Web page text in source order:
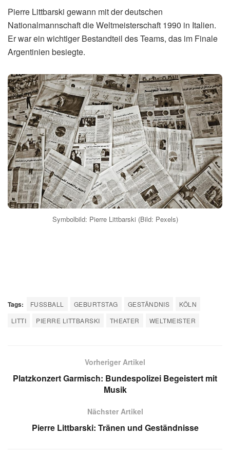
Pierre Littbarski gewann mit der deutschen
Nationalmannschaft die Weltmeisterschaft 1990 in Italien.
Er war ein wichtiger Bestandteil des Teams, das im Finale
Argentinien besiegte.
Symbolbild: Pierre Littbarski (Bild: Pexels)
Tags: FUSSBALL GEBURTSTAG GESTÄNDNIS
KÖLN
LITTI
PIERRE LITTBARSKI THEATER WELTMEISTER
Vorheriger Artikel
Platzkonzert Garmisch: Bundespolizei Begeistert mit
Musik
Nächster Artikel
Pierre Littbarski: Tränen und Geständnisse